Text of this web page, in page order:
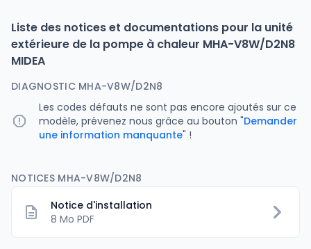
Liste des notices et documentations pour la unité
extérieure de la pompe à chaleur MHA-V8W/D2N8
MIDEA
DIAGNOSTIC MHA-V8W/D2N8
Les codes défauts ne sont pas encore ajoutés sur ce
modèle, prévenez nous grâce au bouton "Demander
une information manquante" !
NOTICES MHA-V8W/D2N8
Notice d'installation
8 Mo PDF